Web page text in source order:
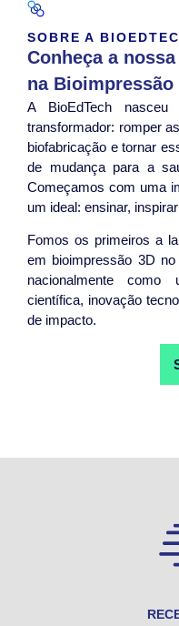
SOBRE A
Conheça a
na Bioimpressão
A BioEdTech
transformador: romper
biofabricação e tornar
de mudança para a
Começamos com uma
um ideal: ensinar,
Fomos os primeiros a
em bioimpressão 3D
nacionalmente como
científica, inovação
de impacto.